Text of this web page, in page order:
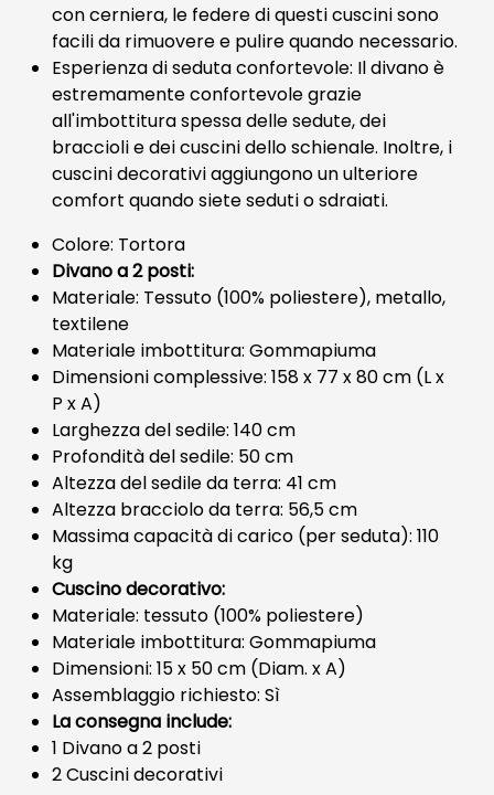
con cerniera, le federe di questi cuscini sono
facili da rimuovere e pulire quando necessario.
Esperienza di seduta confortevole: Il divano è
estremamente confortevole grazie
all'imbottitura spessa delle sedute, dei
braccioli e dei cuscini dello schienale. Inoltre, i
cuscini decorativi aggiungono un ulteriore
comfort quando siete seduti o sdraiati.
Colore: Tortora
Divano a 2 posti:
Materiale: Tessuto (100% poliestere), metallo,
textilene
Materiale imbottitura: Gommapiuma
Dimensioni complessive: 158 x 77 x 80 cm (L x
P x A)
Larghezza del sedile: 140 cm
Profondità del sedile: 50 cm
Altezza del sedile da terra: 41 cm
Altezza bracciolo da terra: 56,5 cm
Massima capacità di carico (per seduta): 110
kg
Cuscino decorativo:
Materiale: tessuto (100% poliestere)
Materiale imbottitura: Gommapiuma
Dimensioni: 15 x 50 cm (Diam. x A)
Assemblaggio richiesto: Sì
La consegna include:
1 Divano a 2 posti
2 Cuscini decorativi